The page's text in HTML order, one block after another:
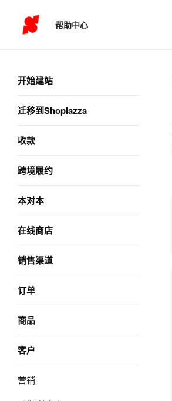
帮助中心
开始建站
迁移到Shoplazza
收款
跨境履约
本对本
在线商店
销售渠道
订单
商品
客户
营销